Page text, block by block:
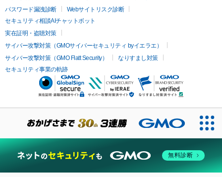
パスワード漏洩診断
Webサイトリスク診断
セキュリティ相談AIチャットボット
実在証明・盗聴対策
サイバー攻撃対策（GMOサイバーセキュリティ byイエラエ）
サイバー攻撃対策（GMO Flatt Security）
なりすまし対策
セキュリティ事業の軌跡
無料診断